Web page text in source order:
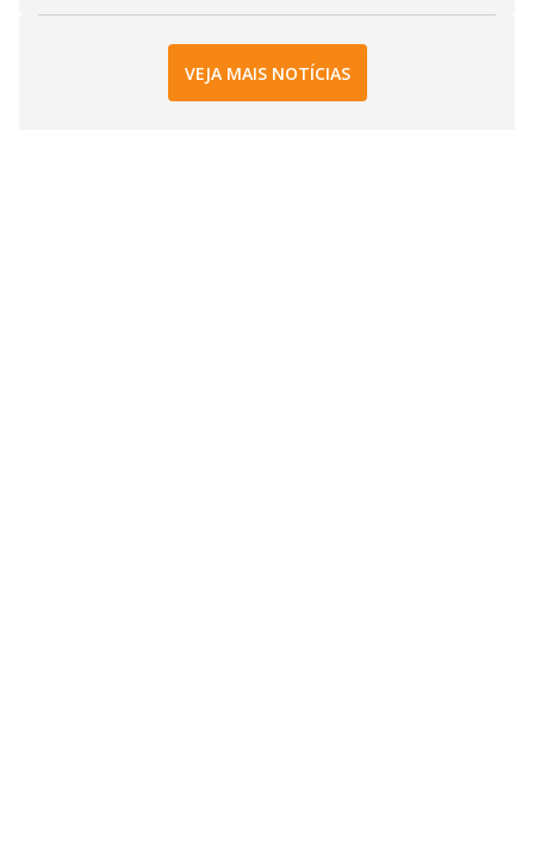
VEJA MAIS NOTÍCIAS